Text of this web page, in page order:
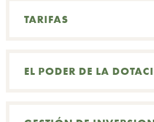
TARIFAS
EL PODER DE LA